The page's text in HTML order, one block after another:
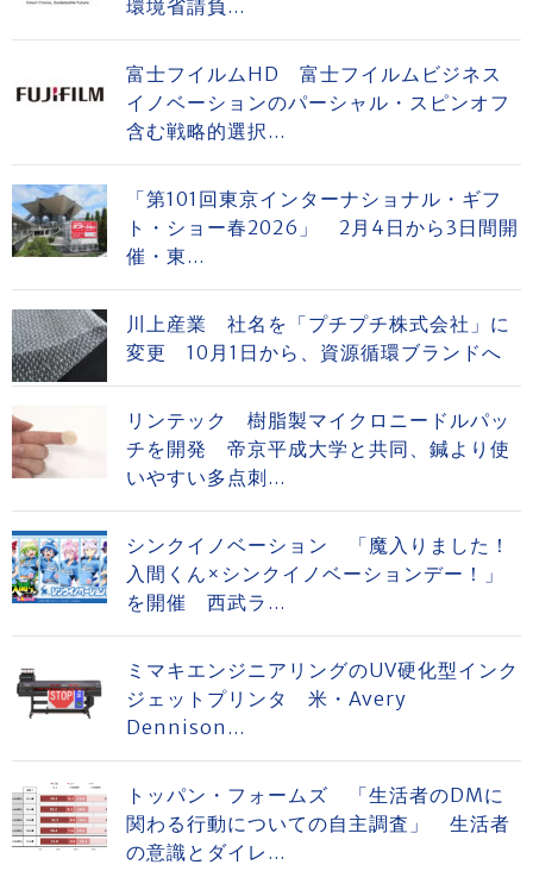
環境省請負...
富士フイルムHD 富士フイルムビジネス
イノベーションのパーシャル・スピンオフ
含む戦略的選択...
「第101回東京インターナショナル・ギフ
ト・ショー春2026」 2月4日から3日間開
催・東...
川上産業 社名を「プチプチ株式会社」に
変更 10月1日から、資源循環ブランドへ
リンテック 樹脂製マイクロニードルパッ
チを開発 帝京平成大学と共同、鍼より使
いやすい多点刺...
シンクイノベーション 「魔入りました！
入間くん×シンクイノベーションデー！」
を開催 西武ラ...
ミマキエンジニアリングのUV硬化型インク
ジェットプリンタ 米・Avery
Dennison...
トッパン・フォームズ 「生活者のDMに
関わる行動についての自主調査」 生活者
の意識とダイレ...